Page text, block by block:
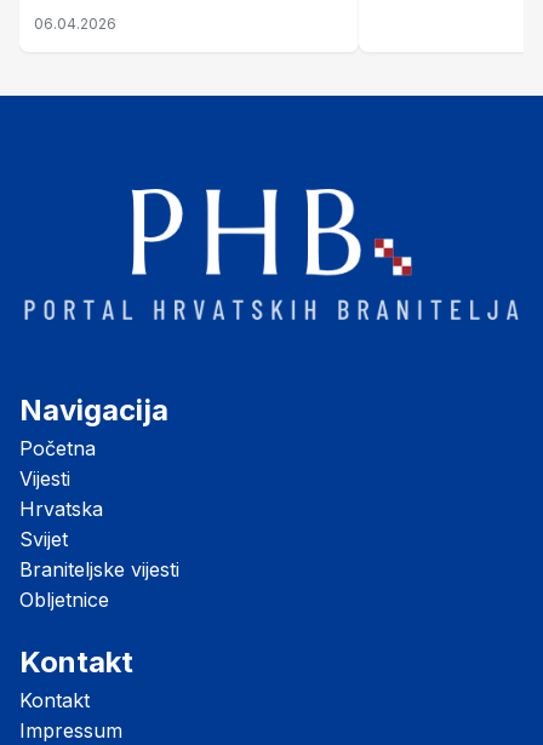
nastale njenim raspadom
06.04.2026
Navigacija
Početna
Vijesti
Hrvatska
Svijet
Braniteljske vijesti
Obljetnice
Kontakt
Kontakt
Impressum